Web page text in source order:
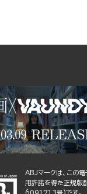
ABJマークは、この
用許諾を得た正規版
6091713号)です。